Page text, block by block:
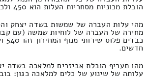
הובלת מכוניות מסחריות העלות הוא 450 ולכל היותר 270 שקל.
מהי עלות העברה של שמשות בשדה יצחק
מחירה של העברה של לוחיות שמשה (עם
חדשים.
מהו תעריף הובלת אביזרים למלאכה בשדה
עלותה של שינוע של כלים למלאכה כגון: